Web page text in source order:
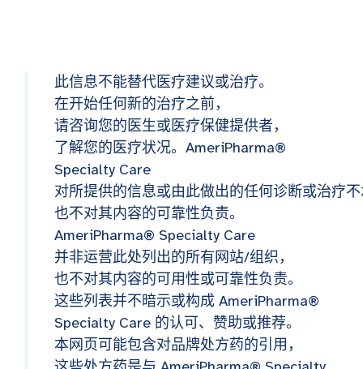
此信息不能替代医疗建议或治疗。
在开始任何新的治疗之前，
请咨询您的医生或医疗保健提供者，
了解您的医疗状况。AmeriPharma®
Specialty Care
对所提供的信息或由此做出的任何诊断或治疗
也不对其内容的可靠性负责。
AmeriPharma® Specialty Care
并非运营此处列出的所有网站/组织，
也不对其内容的可用性或可靠性负责。
这些列表并不暗示或构成 AmeriPharma®
Specialty Care 的认可、赞助或推荐。
本网页可能包含对品牌处方药的引用，